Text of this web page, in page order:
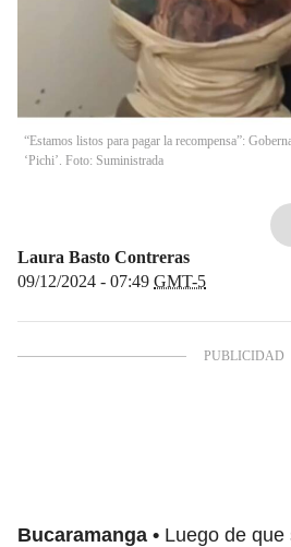
“Estamos listos para pagar la recompensa”:
‘Pichi’. Foto: Suministrada
Laura Basto Contreras
09/12/2024 - 07:49 GMT-5
Bucaramanga
Luego de que